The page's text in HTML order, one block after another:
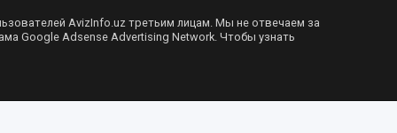
AvizInfo.uz третьим лицам. Мы не отвечаем за
Google Adsense Advertising Network. Чтобы узнать